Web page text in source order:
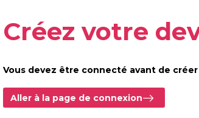
Créez votre
Vous devez être connecté avant de
Aller à la page de connexion